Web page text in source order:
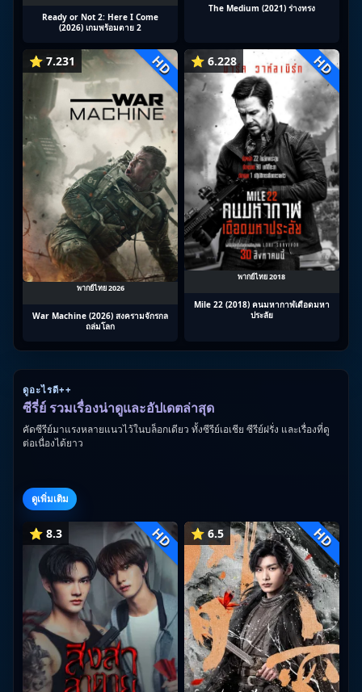
Ready or Not 2: Here I Come
(2026) เกมพร้อมตาย 2
The Medium (2021) ร่างทรง
⭐ 7.231 HD
พากย์ไทย 2026
War Machine (2026) สงครามจักรกล
ถล่มโลก
⭐ 6.228 HD
พากย์ไทย 2018
Mile 22 (2018) คนมหากาฬเดือดมหา
ประลัย
ดูอะไรดี++
ซีรี่ย์ รวมเรื่องน่าดูและอัปเดตล่าสุด
คัดซีรีย์มาแรงหลายแนวไว้ในบล็อกเดียว ทั้งซีรีย์เอเชีย ซีรีย์ฝรั่ง และเรื่องที่ดู
ต่อเนื่องได้ยาว
ดูเพิ่มเติม
⭐ 8.3 HD ⭐ 6.5 HD